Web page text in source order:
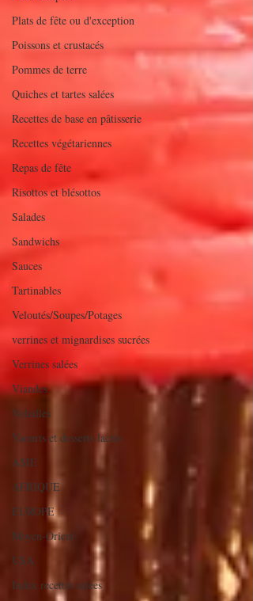
Plats de fête ou d'exception
Poissons et crustacés
Pommes de terre
Quiches et tartes salées
Recettes de base en pâtisserie
Recettes végétariennes
Repas de fête
Risottos et blésottos
Salades
Sandwichs
Sauces
Tartinables
Veloutés/Soupes/Potages
verrines et mignardises sucrées
Verrines salées
Viandes
Volailles
Yaourts et desserts lactés
ASIE
AFRIQUE
EUROPE
Moyen-Orient
USA
Index recettes salées